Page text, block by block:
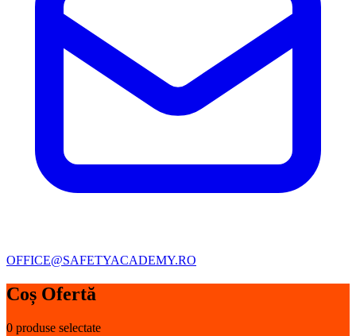
OFFICE@SAFETYACADEMY.RO
Coș Ofertă
0 produse selectate